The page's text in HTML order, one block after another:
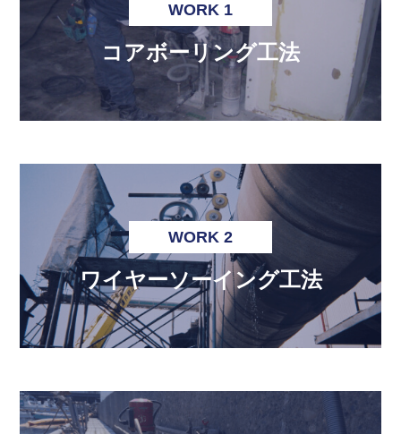
WORK 1
コアボーリング工法
WORK 2
ワイヤーソーイング工法